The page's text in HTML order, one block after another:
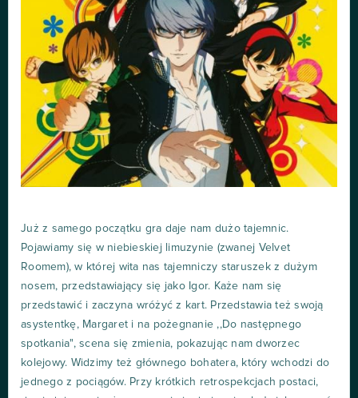
Już z samego początku gra daje nam dużo tajemnic.
Pojawiamy się w niebieskiej limuzynie (zwanej Velvet
Roomem), w której wita nas tajemniczy staruszek z dużym
nosem, przedstawiający się jako Igor. Każe nam się
przedstawić i zaczyna wróżyć z kart. Przedstawia też swoją
asystentkę, Margaret i na pożegnanie ,,Do następnego
spotkania", scena się zmienia, pokazując nam dworzec
kolejowy. Widzimy też głównego bohatera, który wchodzi do
jednego z pociągów. Przy krótkich retrospekcjach postaci,